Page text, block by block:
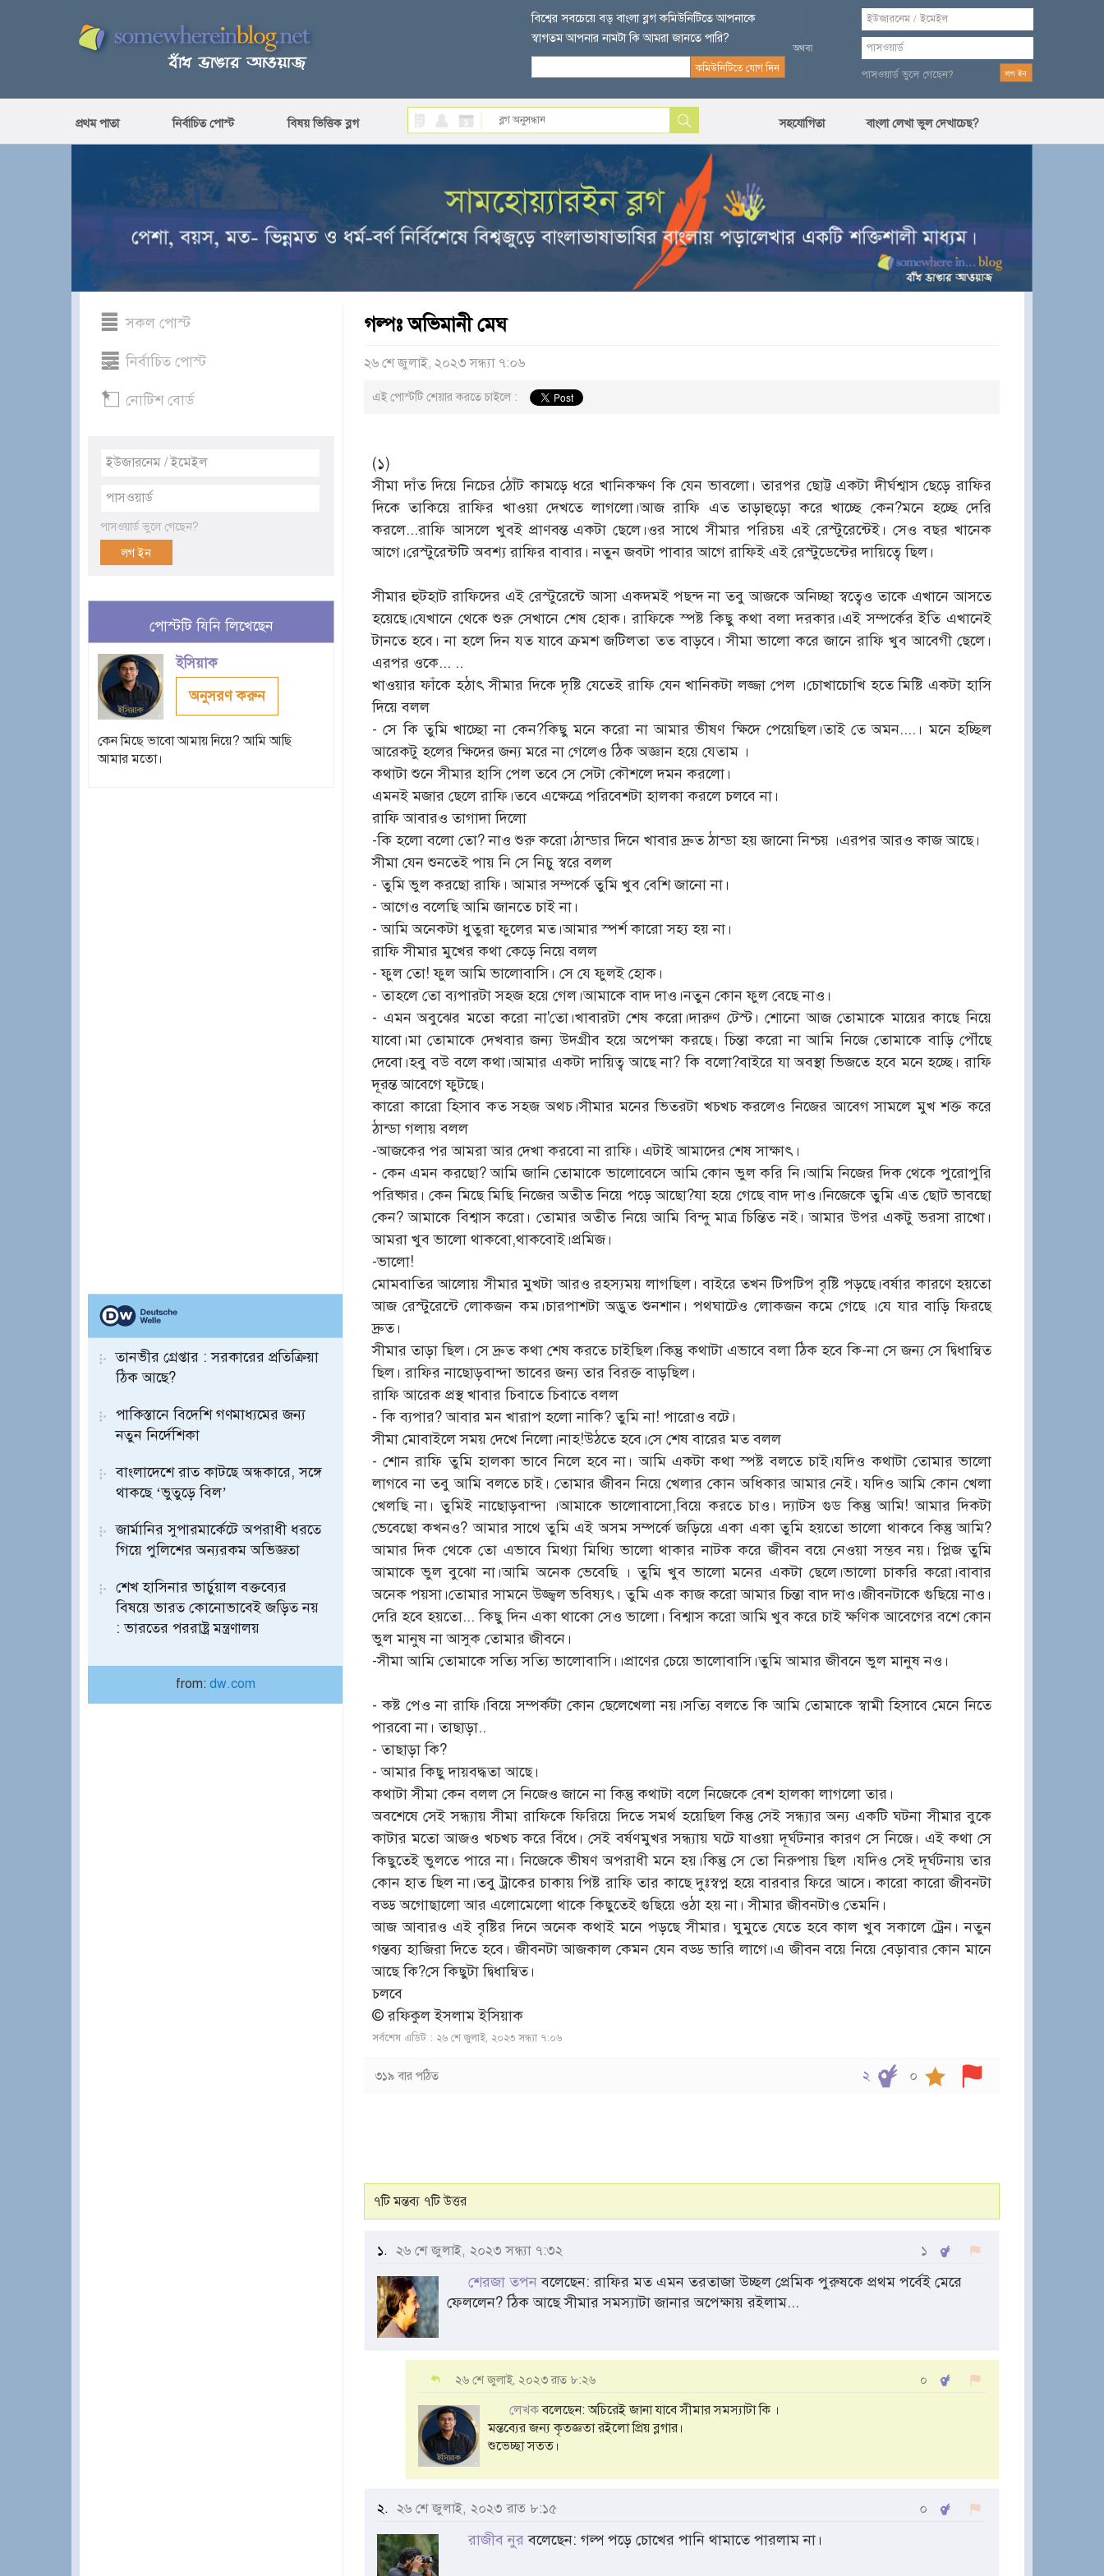
বিশ্বের সবচেয়ে বড় বাংলা ব্লগ কমিউনিটিতে আপনাকে
স্বাগতম আপনার নামটা কি আমরা জানতে পারি?
পাসওয়ার্ড ভুলে গেছেন?
প্রথম পাতা নির্বাচিত পোস্ট বিষয় ভিত্তিক ব্লগ সহযোগিতা বাংলা লেখা ভুল দেখাচেছ?
সকল পোস্ট
নির্বাচিত পোস্ট
নোটিশ বোর্ড
পাসওয়ার্ড ভুলে গেছেন?
পোস্টটি যিনি লিখেছেন
ইসিয়াক
অনুসরণ করুন
কেন মিছে ভাবো আমায় নিয়ে? আমি আছি
আমার মতো।
তানভীর গ্রেপ্তার : সরকারের প্রতিক্রিয়া
ঠিক আছে?
পাকিস্তানে বিদেশি গণমাধ্যমের জন্য
নতুন নির্দেশিকা
বাংলাদেশে রাত কাটছে অন্ধকারে, সঙ্গে
থাকছে ‘ভুতুড়ে বিল’
জার্মানির সুপারমার্কেটে অপরাধী ধরতে
গিয়ে পুলিশের অন্যরকম অভিজ্ঞতা
শেখ হাসিনার ভার্চুয়াল বক্তব্যের
বিষয়ে ভারত কোনোভাবেই জড়িত নয়
: ভারতের পররাষ্ট্র মন্ত্রণালয়
from: dw.com
গল্পঃ অভিমানী মেঘ
২৬ শে জুলাই, ২০২৩ সন্ধ্যা ৭:০৬
এই পোস্টটি শেয়ার করতে চাইলে :
(১)
সীমা দাঁত দিয়ে নিচের ঠোঁট কামড়ে ধরে খানিকক্ষণ কি যেন ভাবলো। তারপর ছোট্ট একটা দীর্ঘশ্বাস ছেড়ে রাফির
দিকে তাকিয়ে রাফির খাওয়া দেখতে লাগলো।আজ রাফি এত তাড়াহুড়ো করে খাচ্ছে কেন?মনে হচ্ছে দেরি
করলে...রাফি আসলে খুবই প্রাণবন্ত একটা ছেলে।ওর সাথে সীমার পরিচয় এই রেস্টুরেন্টেই। সেও বছর খানেক
আগে।রেস্টুরেন্টটি অবশ্য রাফির বাবার। নতুন জবটা পাবার আগে রাফিই এই রেস্টুডেন্টের দায়িত্বে ছিল।
সীমার হুটহাট রাফিদের এই রেস্টুরেন্টে আসা একদমই পছন্দ না তবু আজকে অনিচ্ছা স্বত্বেও তাকে এখানে আসতে
হয়েছে।যেখানে থেকে শুরু সেখানে শেষ হোক। রাফিকে স্পষ্ট কিছু কথা বলা দরকার।এই সম্পর্কের ইতি এখানেই
টানতে হবে। না হলে দিন যত যাবে ক্রমশ জটিলতা তত বাড়বে। সীমা ভালো করে জানে রাফি খুব আবেগী ছেলে।
এরপর ওকে... ..
খাওয়ার ফাঁকে হঠাৎ সীমার দিকে দৃষ্টি যেতেই রাফি যেন খানিকটা লজ্জা পেল ।চোখাচোখি হতে মিষ্টি একটা হাসি
দিয়ে বলল
- সে কি তুমি খাচ্ছো না কেন?কিছু মনে করো না আমার ভীষণ ক্ষিদে পেয়েছিল।তাই তে অমন....। মনে হচ্ছিল
আরেকটু হলের ক্ষিদের জন্য মরে না গেলেও ঠিক অজ্ঞান হয়ে যেতাম ।
কথাটা শুনে সীমার হাসি পেল তবে সে সেটা কৌশলে দমন করলো।
এমনই মজার ছেলে রাফি।তবে এক্ষেত্রে পরিবেশটা হালকা করলে চলবে না।
রাফি আবারও তাগাদা দিলো
-কি হলো বলো তো? নাও শুরু করো।ঠান্ডার দিনে খাবার দ্রুত ঠান্ডা হয় জানো নিশ্চয় ।এরপর আরও কাজ আছে।
সীমা যেন শুনতেই পায় নি সে নিচু স্বরে বলল
- তুমি ভুল করছো রাফি। আমার সম্পর্কে তুমি খুব বেশি জানো না।
- আগেও বলেছি আমি জানতে চাই না।
- আমি অনেকটা ধুতুরা ফুলের মত।আমার স্পর্শ কারো সহ্য হয় না।
রাফি সীমার মুখের কথা কেড়ে নিয়ে বলল
- ফুল তো! ফুল আমি ভালোবাসি। সে যে ফুলই হোক।
- তাহলে তো ব্যপারটা সহজ হয়ে গেল।আমাকে বাদ দাও।নতুন কোন ফুল বেছে নাও।
- এমন অবুঝের মতো করো না'তো।খাবারটা শেষ করো।দারুণ টেস্ট। শোনো আজ তোমাকে মায়ের কাছে নিয়ে
যাবো।মা তোমাকে দেখবার জন্য উদগ্রীব হয়ে অপেক্ষা করছে। চিন্তা করো না আমি নিজে তোমাকে বাড়ি পৌঁছে
দেবো।হবু বউ বলে কথা।আমার একটা দায়িত্ব আছে না? কি বলো?বাইরে যা অবস্থা ভিজতে হবে মনে হচ্ছে। রাফি
দূরন্ত আবেগে ফুটছে।
কারো কারো হিসাব কত সহজ অথচ।সীমার মনের ভিতরটা খচখচ করলেও নিজের আবেগ সামলে মুখ শক্ত করে
ঠান্ডা গলায় বলল
-আজকের পর আমরা আর দেখা করবো না রাফি। এটাই আমাদের শেষ সাক্ষাৎ।
- কেন এমন করছো? আমি জানি তোমাকে ভালোবেসে আমি কোন ভুল করি নি।আমি নিজের দিক থেকে পুরোপুরি
পরিষ্কার। কেন মিছে মিছি নিজের অতীত নিয়ে পড়ে আছো?যা হয়ে গেছে বাদ দাও।নিজেকে তুমি এত ছোট ভাবছো
কেন? আমাকে বিশ্বাস করো। তোমার অতীত নিয়ে আমি বিন্দু মাত্র চিন্তিত নই। আমার উপর একটু ভরসা রাখো।
আমরা খুব ভালো থাকবো,থাকবোই।প্রমিজ।
-ভালো!
মোমবাতির আলোয় সীমার মুখটা আরও রহস্যময় লাগছিল। বাইরে তখন টিপটিপ বৃষ্টি পড়ছে।বর্ষার কারণে হয়তো
আজ রেস্টুরেন্টে লোকজন কম।চারপাশটা অদ্ভুত শুনশান। পথঘাটেও লোকজন কমে গেছে ।যে যার বাড়ি ফিরছে
দ্রুত।
সীমার তাড়া ছিল। সে দ্রুত কথা শেষ করতে চাইছিল।কিন্তু কথাটা এভাবে বলা ঠিক হবে কি-না সে জন্য সে দ্বিধান্বিত
ছিল। রাফির নাছোড়বান্দা ভাবের জন্য তার বিরক্ত বাড়ছিল।
রাফি আরেক প্রস্থ খাবার চিবাতে চিবাতে বলল
- কি ব্যপার? আবার মন খারাপ হলো নাকি? তুমি না! পারোও বটে।
সীমা মোবাইলে সময় দেখে নিলো।নাহ!উঠতে হবে।সে শেষ বারের মত বলল
- শোন রাফি তুমি হালকা ভাবে নিলে হবে না। আমি একটা কথা স্পষ্ট বলতে চাই।যদিও কথাটা তোমার ভালো
লাগবে না তবু আমি বলতে চাই। তোমার জীবন নিয়ে খেলার কোন অধিকার আমার নেই। যদিও আমি কোন খেলা
খেলছি না। তুমিই নাছোড়বান্দা ।আমাকে ভালোবাসো,বিয়ে করতে চাও। দ্যাটস গুড কিন্তু আমি! আমার দিকটা
ভেবেছো কখনও? আমার সাথে তুমি এই অসম সম্পর্কে জড়িয়ে একা একা তুমি হয়তো ভালো থাকবে কিন্তু আমি?
আমার দিক থেকে তো এভাবে মিথ্যা মিথ্যি ভালো থাকার নাটক করে জীবন বয়ে নেওয়া সম্ভব নয়। প্লিজ তুমি
আমাকে ভুল বুঝো না।আমি অনেক ভেবেছি । তুমি খুব ভালো মনের একটা ছেলে।ভালো চাকরি করো।বাবার
অনেক পয়সা।তোমার সামনে উজ্জ্বল ভবিষ্যৎ। তুমি এক কাজ করো আমার চিন্তা বাদ দাও।জীবনটাকে গুছিয়ে নাও।
দেরি হবে হয়তো... কিছু দিন একা থাকো সেও ভালো। বিশ্বাস করো আমি খুব করে চাই ক্ষণিক আবেগের বশে কোন
ভুল মানুষ না আসুক তোমার জীবনে।
-সীমা আমি তোমাকে সত্যি সত্যি ভালোবাসি।।প্রাণের চেয়ে ভালোবাসি।তুমি আমার জীবনে ভুল মানুষ নও।
- কষ্ট পেও না রাফি।বিয়ে সম্পর্কটা কোন ছেলেখেলা নয়।সত্যি বলতে কি আমি তোমাকে স্বামী হিসাবে মেনে নিতে
পারবো না। তাছাড়া..
- তাছাড়া কি?
- আমার কিছু দায়বদ্ধতা আছে।
কথাটা সীমা কেন বলল সে নিজেও জানে না কিন্তু কথাটা বলে নিজেকে বেশ হালকা লাগলো তার।
অবশেষে সেই সন্ধ্যায় সীমা রাফিকে ফিরিয়ে দিতে সমর্থ হয়েছিল কিন্তু সেই সন্ধ্যার অন্য একটি ঘটনা সীমার বুকে
কাটার মতো আজও খচখচ করে বিঁধে। সেই বর্ষণমুখর সন্ধ্যায় ঘটে যাওয়া দূর্ঘটনার কারণ সে নিজে। এই কথা সে
কিছুতেই ভুলতে পারে না। নিজেকে ভীষণ অপরাধী মনে হয়।কিন্তু সে তো নিরুপায় ছিল ।যদিও সেই দূর্ঘটনায় তার
কোন হাত ছিল না।তবু ট্রাকের চাকায় পিষ্ট রাফি তার কাছে দুঃস্বপ্ন হয়ে বারবার ফিরে আসে। কারো কারো জীবনটা
বড্ড অগোছালো আর এলোমেলো থাকে কিছুতেই গুছিয়ে ওঠা হয় না। সীমার জীবনটাও তেমনি।
আজ আবারও এই বৃষ্টির দিনে অনেক কথাই মনে পড়ছে সীমার। ঘুমুতে যেতে হবে কাল খুব সকালে ট্রেন। নতুন
গন্তব্য হাজিরা দিতে হবে। জীবনটা আজকাল কেমন যেন বড্ড ভারি লাগে।এ জীবন বয়ে নিয়ে বেড়াবার কোন মানে
আছে কি?সে কিছুটা দ্বিধান্বিত।
চলবে
© রফিকুল ইসলাম ইসিয়াক
সর্বশেষ এডিট : ২৬ শে জুলাই, ২০২৩ সন্ধ্যা ৭:০৬
৩১৯ বার পঠিত ০
২
৭টি মন্তব্য ৭টি উত্তর
১. ২৬ শে জুলাই, ২০২৩ সন্ধ্যা ৭:৩২ ১
শেরজা তপনবলেছেন: রাফির মত এমন তরতাজা উচ্ছল প্রেমিক পুরুষকে প্রথম পর্বেই মেরে
ফেললেন? ঠিক আছে সীমার সমস্যাটা জানার অপেক্ষায় রইলাম...
২৬ শে জুলাই, ২০২৩ রাত ৮:২৬ ০
লেখকবলেছেন: অচিরেই জানা যাবে সীমার সমস্যাটা কি ।
মন্তব্যের জন্য কৃতজ্ঞতা রইলো প্রিয় ব্লগার।
শুভেচ্ছা সতত।
২. ২৬ শে জুলাই, ২০২৩ রাত ৮:১৫ ০
রাজীব নুর বলেছেন: গল্প পড়ে চোখের পানি থামাতে পারলাম না।